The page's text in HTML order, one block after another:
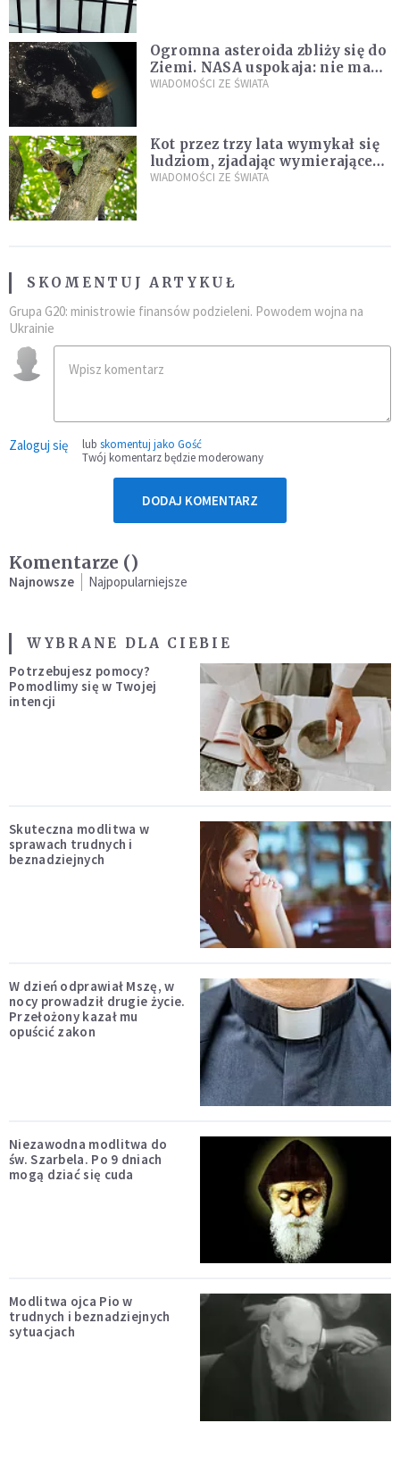
Ogromna asteroida zbliży się do
Ziemi. NASA uspokaja: nie ma
zagrożenia
WIADOMOŚCI ZE ŚWIATA
Kot przez trzy lata wymykał się
ludziom, zjadając wymierające
kaczki. W końcu popełnił
WIADOMOŚCI ZE ŚWIATA
SKOMENTUJ ARTYKUŁ
Grupa G20: ministrowie finansów podzieleni. Powodem wojna na
Ukrainie
Zaloguj się lub skomentuj jako Gość
Twój komentarz będzie moderowany
DODAJ KOMENTARZ
Komentarze ()
Najnowsze Najpopularniejsze
WYBRANE DLA CIEBIE
Potrzebujesz pomocy?
Pomodlimy się w Twojej
intencji
Skuteczna modlitwa w
sprawach trudnych i
beznadziejnych
W dzień odprawiał Mszę, w
nocy prowadził drugie życie.
Przełożony kazał mu
opuścić zakon
Niezawodna modlitwa do
św. Szarbela. Po 9 dniach
mogą dziać się cuda
Modlitwa ojca Pio w
trudnych i beznadziejnych
sytuacjach